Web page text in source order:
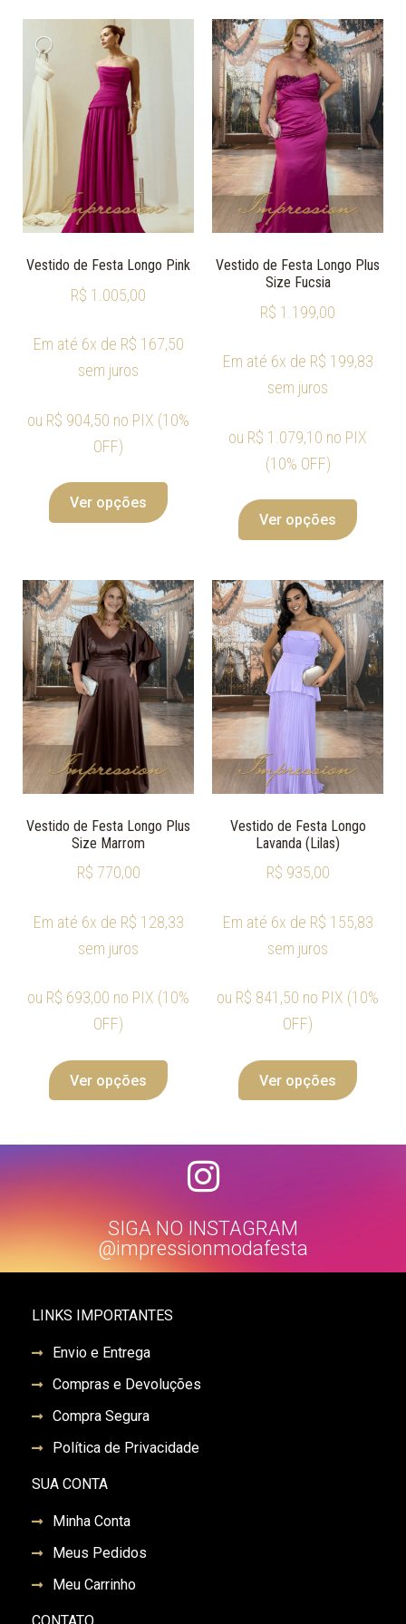
Vestido de Festa Longo Pink
R$ 1.005,00
Em até 6x de R$ 167,50
sem juros
ou R$ 904,50 no PIX (10%
OFF)
Ver opções
Vestido de Festa Longo Plus
Size Fucsia
R$ 1.199,00
Em até 6x de R$ 199,83
sem juros
ou R$ 1.079,10 no PIX
(10% OFF)
Ver opções
Vestido de Festa Longo Plus
Size Marrom
R$ 770,00
Em até 6x de R$ 128,33
sem juros
ou R$ 693,00 no PIX (10%
OFF)
Ver opções
Vestido de Festa Longo
Lavanda (Lilas)
R$ 935,00
Em até 6x de R$ 155,83
sem juros
ou R$ 841,50 no PIX (10%
OFF)
Ver opções
SIGA NO INSTAGRAM
@impressionmodafesta
LINKS IMPORTANTES
Envio e Entrega
Compras e Devoluções
Compra Segura
Política de Privacidade
SUA CONTA
Minha Conta
Meus Pedidos
Meu Carrinho